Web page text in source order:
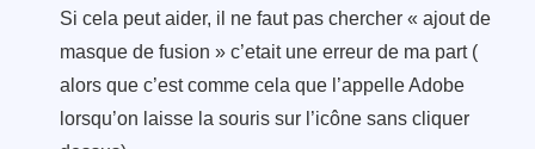
Si cela peut aider, il ne faut pas chercher « ajout de
masque de fusion » c’etait une erreur de ma part (
alors que c’est comme cela que l’appelle Adobe
lorsqu’on laisse la souris sur l’icône sans cliquer